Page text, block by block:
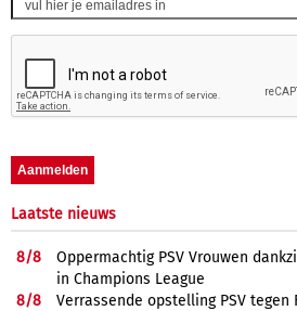
Laatste nieuws
8/8
Oppermachtig PSV Vrouwen
in Champions League
8/8
Verrassende opstelling PSV tegen